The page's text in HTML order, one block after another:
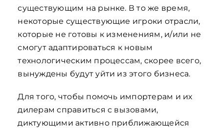
существующим на рынке. В то же время,
некоторые существующие игроки отрасли,
которые не готовы к изменениям, и/или не
смогут адаптироваться к новым
технологическим процессам, скорее всего,
вынуждены будут уйти из этого бизнеса.
Для того, чтобы помочь импортерам и их
дилерам справиться с вызовами,
диктующими активно приближающейся